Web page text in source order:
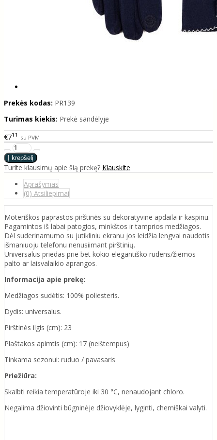
Prekės kodas: PR139
Turimas kiekis: Prekė sandėlyje
€711 su PVM
Turite klausimų apie šią prekę? Klauskite
Aprašymas
(0) Atsiliepimai
Moteriškos paprastos pirštinės su dekoratyvine apdaila ir kaspinu.
Pagamintos iš labai patogios, minkštos ir tamprios medžiagos.
Dėl suderinamumo su jutikliniu ekranu jos leidžia lengvai naudotis
išmaniuoju telefonu nenusiimant pirštinių.
Universalus priedas prie bet kokio elegantiško rudens/žiemos
palto ar laisvalaikio aprangos.
Informacija apie prekę:
Medžiagos sudėtis: 100% poliesteris.
Dydis: universalus.
Pirštinės ilgis (cm): 23
Plaštakos apimtis (cm): 17 (neištempus)
Tinkama sezonui: ruduo / pavasaris
Priežiūra:
Skalbti reikia temperatūroje iki 30 °C, nenaudojant chloro.
Negalima džiovinti būgninėje džiovyklėje, lyginti, chemiškai valyti.